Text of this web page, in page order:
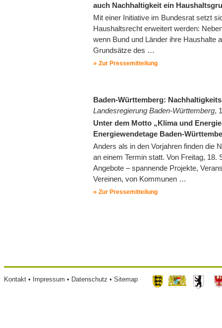
auch Nachhaltigkeit ein
Mit einer Initiative im Bundesrat setzt
Haushaltsrecht erweitert werden:
wenn Bund und Länder ihre Haushalte
Grundsätze des …
Zur Pressemitteilung
Baden-Württemberg:
Landesregierung Baden-Württemberg,
Unter dem Motto „Klima und
Energiewendetage Baden-
Anders als in den Vorjahren finden die
an einem Termin statt. Von Freitag,
Angebote – spannende Projekte,
Vereinen, von Kommunen …
Zur Pressemitteilung
Footer
Kontakt Impressum Datenschutz Sitemap